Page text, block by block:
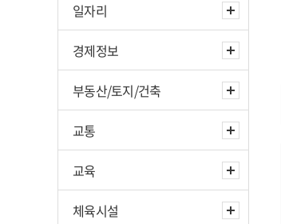
일자리
경제정보
부동산/토지/건축
교통
교육
체육시설